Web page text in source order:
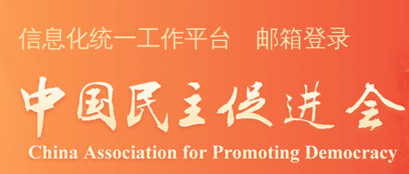
信息化统一工作平台 邮箱登录